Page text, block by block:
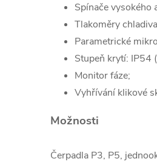
Spínače vysokého
Tlakoměry
Parametrické
Stupeň krytí:
Monitor fáze;
Vyhřívání klikové
Možnosti
Čerpadla P3, P5,